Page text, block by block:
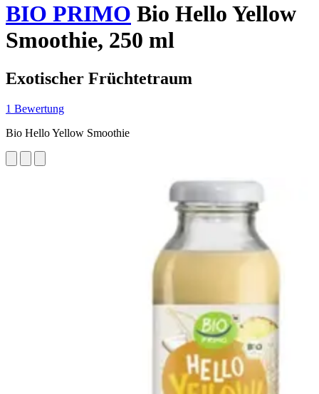
BIO PRIMO Bio Hello Yellow
Smoothie, 250 ml
Exotischer Früchtetraum
1 Bewertung
Bio Hello Yellow Smoothie